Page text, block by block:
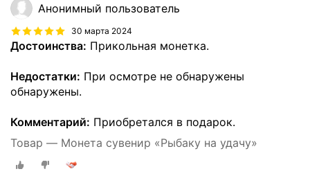
Анонимный пользователь
30 марта 2024
Достоинства: Прикольная монетка.
Недостатки: При осмотре не обнаружены
обнаружены.
Комментарий: Приобретался в подарок.
Товар — Монета сувенир «Рыбаку на удачу»